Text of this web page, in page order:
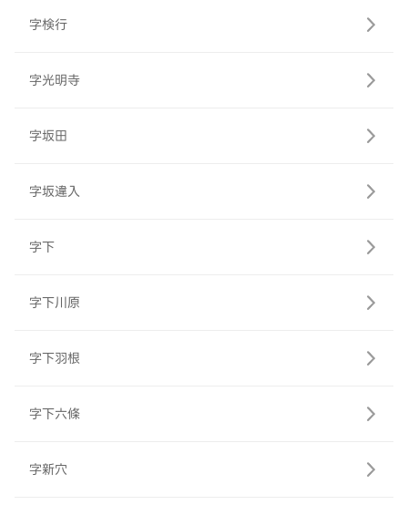
字検行
字光明寺
字坂田
字坂違入
字下
字下川原
字下羽根
字下六條
字新穴